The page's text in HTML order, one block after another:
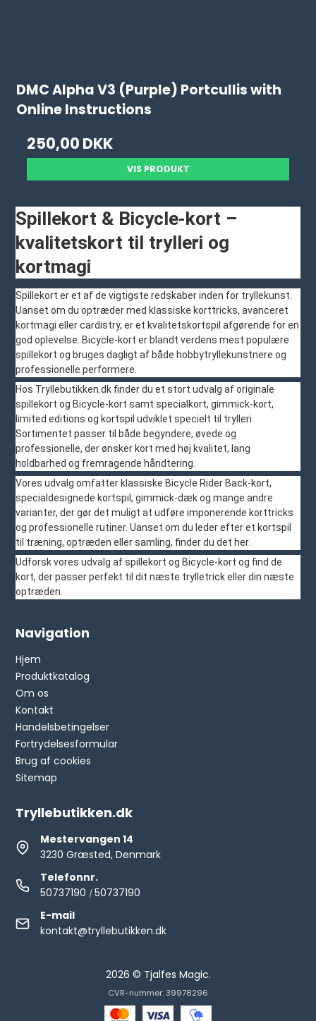
DMC Alpha V3 (Purple) Portcullis with
Online Instructions
250,00 DKK
VIS PRODUKT
Spillekort & Bicycle-kort –
kvalitetskort til trylleri og
kortmagi
Spillekort er et af de vigtigste redskaber inden for tryllekunst.
Uanset om du optræder med klassiske korttricks, avanceret
kortmagi eller cardistry, er et kvalitetskortspil afgørende for en
god oplevelse. Bicycle-kort er blandt verdens mest populære
spillekort og bruges dagligt af både hobbytryllekunstnere og
professionelle performere.
Hos Tryllebutikken.dk finder du et stort udvalg af originale
spillekort og Bicycle-kort samt specialkort, gimmick-kort,
limited editions og kortspil udviklet specielt til trylleri.
Sortimentet passer til både begyndere, øvede og
professionelle, der ønsker kort med høj kvalitet, lang
holdbarhed og fremragende håndtering.
Vores udvalg omfatter klassiske Bicycle Rider Back-kort,
specialdesignede kortspil, gimmick-dæk og mange andre
varianter, der gør det muligt at udføre imponerende korttricks
og professionelle rutiner. Uanset om du leder efter et kortspil
til træning, optræden eller samling, finder du det her.
Udforsk vores udvalg af spillekort og Bicycle-kort og find de
kort, der passer perfekt til dit næste trylletrick eller din næste
optræden.
Navigation
Hjem
Produktkatalog
Om os
Kontakt
Handelsbetingelser
Fortrydelsesformular
Brug af cookies
Sitemap
Tryllebutikken.dk
Mestervangen 14
3230 Græsted, Denmark
Telefonnr.
50737190 /50737190
E-mail
kontakt@tryllebutikken.dk
2026 © Tjalfes Magic.
CVR-nummer: 39978296